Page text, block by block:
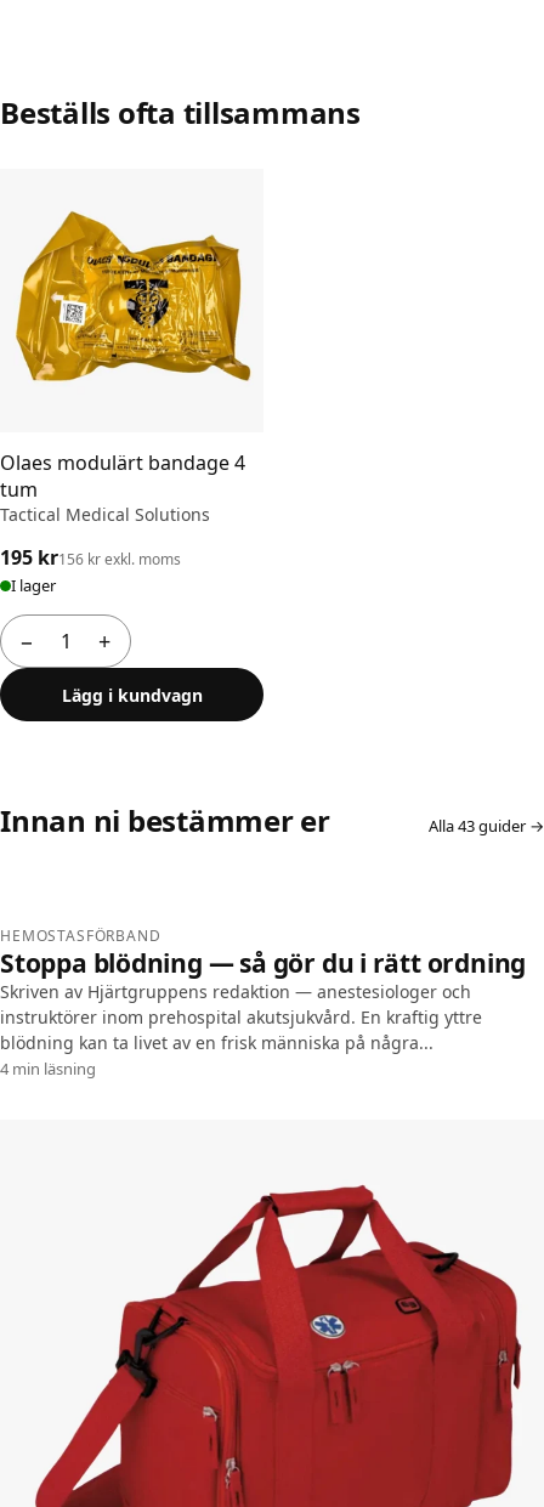
Beställs ofta tillsammans
Olaes modulärt bandage 4
tum
Tactical Medical Solutions
195 kr156 kr exkl. moms
I lager
−
Antal +
Lägg i kundvagn
Innan ni bestämmer er Alla 43 guider →
HEMOSTASFÖRBAND
Stoppa blödning — så gör du i rätt ordning
Skriven av Hjärtgruppens redaktion — anestesiologer och
instruktörer inom prehospital akutsjukvård. En kraftig yttre
blödning kan ta livet av en frisk människa på några...
4 min läsning